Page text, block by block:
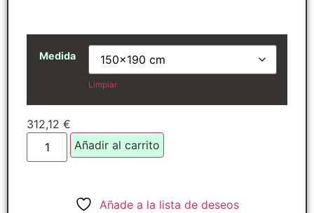
Medida
Limpiar
312,12 €
Añadir al carrito
Añade a la lista de deseos